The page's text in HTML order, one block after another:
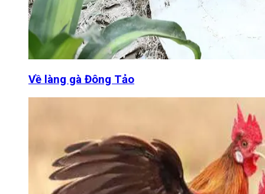
Về làng gà Đông Tảo